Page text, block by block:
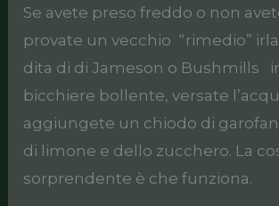
Se avete preso freddo o non
provate un vecchio “rimedio”
dita di di Jameson o Bushmills
bicchiere bollente, versate
aggiungete un chiodo di
di limone e dello zucchero. La
sorprendente è che funziona.